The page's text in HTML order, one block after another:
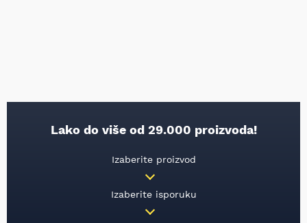
Lako do više od 29.000 proizvoda!
Izaberite proizvod
Izaberite isporuku